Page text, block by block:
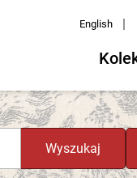
English |
Wyszukaj